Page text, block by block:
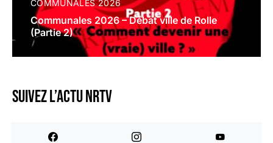
COMMUNALES 2026
Communales 2026 – Débat ville de Rolle
(Partie 2)
Suivez l’actu NRTV